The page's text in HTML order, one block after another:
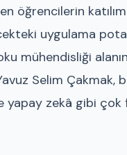
öğrencilerin
uygulama
mühendisliği
Selim Çakmak,
zekâ gibi çok